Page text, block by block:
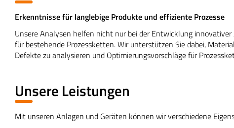
Erkenntnisse für langlebige Produkte und effiziente Prozesse
Unsere Analysen helfen nicht nur bei der Entwicklung
für bestehende Prozessketten. Wir unterstützen Sie dabei,
Defekte zu analysieren und Optimierungsvorschläge für
Unsere Leistungen
Mit unseren Anlagen und Geräten können wir verschiedene